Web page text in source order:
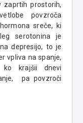
zaprtih prostorih,
povzroča
sreče, ki
serotonina je
depresijo, to je
vpliva na spanje,
krajšii dnevi
pa povzroči